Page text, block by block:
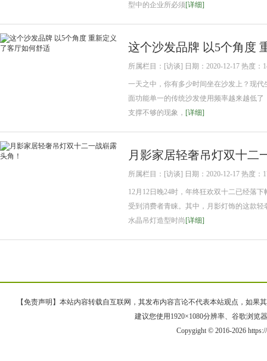
型中的企业所必须[详细]
这个沙发品牌 以5个角度
所属栏目：[访谈] 日期：2020-12-17 热度：
一天之中，你有多少时间坐在沙发上？现
面功能单一的传统沙发使用频率越来越低
支撑不够的现象， [详细]
月影家居轻奢吊灯双十二
所属栏目：[访谈] 日期：2020-12-17 热度：
12月12日晚24时，年终狂欢双十二已经落
受到消费者青睐。其中，月影灯饰的这款
水晶吊灯造型时尚[详细]
【免责声明】本站内容转载自互联网，其发布内容言论不代表本站观点，如果
建议您使用1920×1080分辨率、谷歌浏览
Copygight © 2016-2026